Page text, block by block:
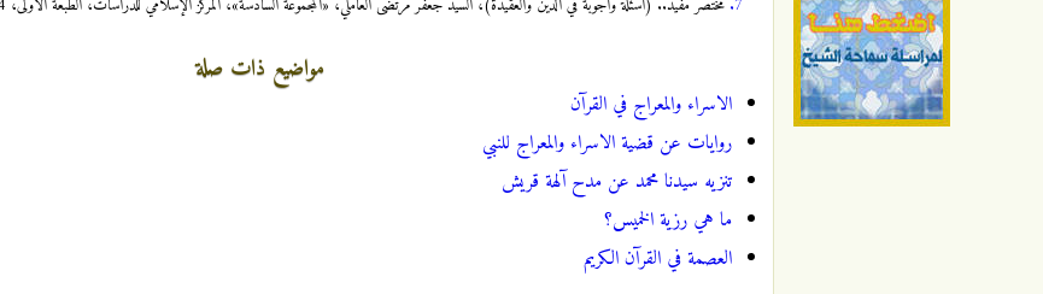
7. مختصر مفيد.. (أسئلة وأجوبة في الدين والعقيدة)، السيد جعفر مرتضى العاملي، «المجموعة السادسة»، المركز الإسلامي للدراسات، الطبعة الأولى، 1424 ـ 2003، السؤال (293).
مواضيع ذات صلة
الاسراء والمعراج في القرآن
روايات عن قضية الاسراء والمعراج للنبي
تنزيه سيدنا محمد عن مدح آلهة قريش
ما هي رزية الخميس؟
العصمة في القرآن الكريم